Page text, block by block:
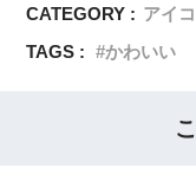
CATEGORY : アイ
TAGS :
かわいい